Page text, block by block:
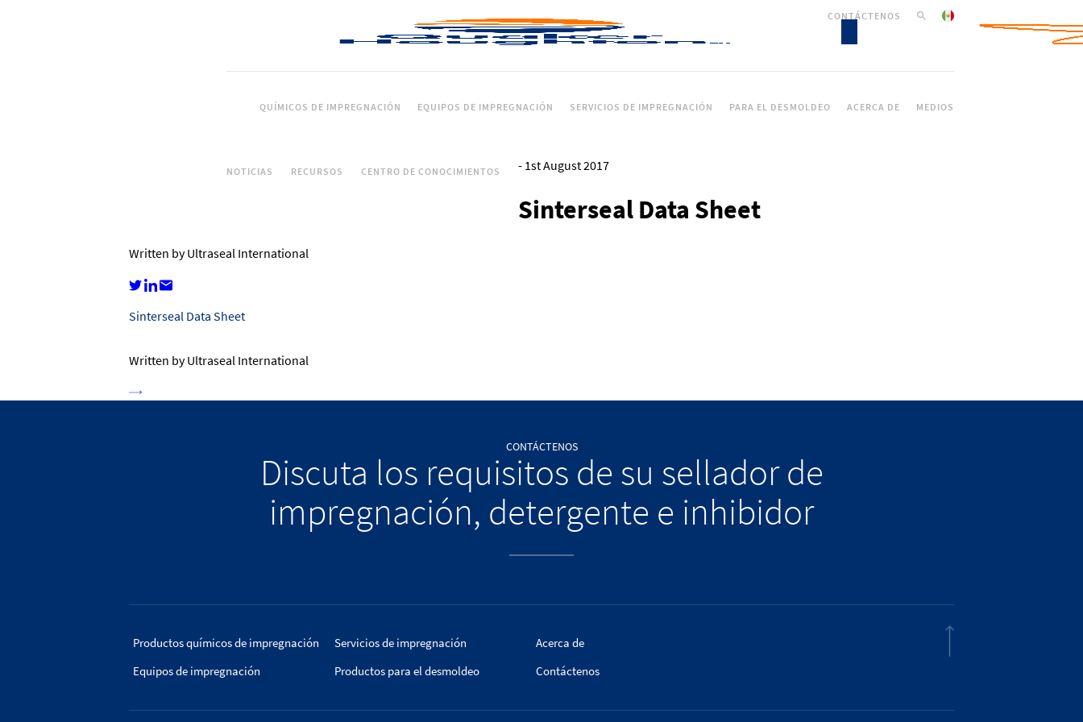
QUÍMICOS DE IMPREGNACIÓN EQUIPOS DE IMPREGNACIÓN SERVICIOS DE IMPREGNACIÓN PARA EL DESMOLDEO ACERCA DE MEDIOS
CONTÁCTENOS
NOTICIAS RECURSOS CENTRO DE CONOCIMIENTOS -1st August 2017
Sinterseal Data Sheet
Written by Ultraseal International
Sinterseal Data Sheet
Written by Ultraseal International
CONTÁCTENOS
Discuta los requisitos de su sellador de
impregnación, detergente e inhibidor
Productos químicos de impregnación
Equipos de impregnación
Servicios de impregnación
Productos para el desmoldeo
Acerca de
Contáctenos